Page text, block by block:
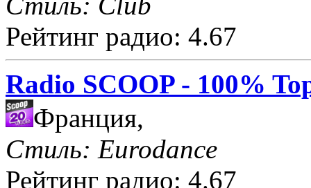
Рейтинг радио: 4.67
Radio SCOOP - 100%
Франция,
Стиль: Eurodance
Рейтинг радио: 4.67